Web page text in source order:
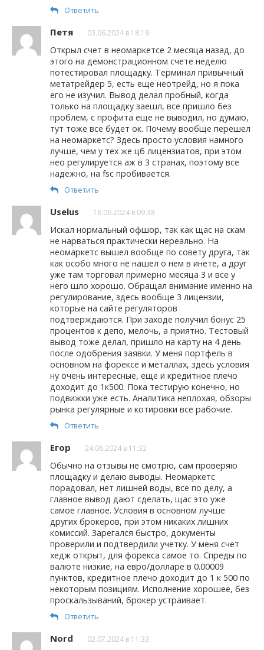
Ответить
Петя 03.06.2024 в 18:19
Открыл счет в неомаркетсе 2 месяца назад, до
этого на демонстрационном счете неделю
потестировал площадку. Терминал привычный
метатрейдер 5, есть еще неотрейд, но я пока
его не изучил. Вывод делал пробный, когда
только на площадку заешл, все пришло без
проблем, с профита еще не выводил, но думаю,
тут тоже все будет ок. Почему вообще перешел
на неомаркетс? Здесь просто условия намного
лучше, чем у тех же цб лицензиатов, при этом
нео регулируется аж в 3 странах, поэтому все
надежно, на fsc пробивается.
Ответить
Uselus 18.06.2024 в 09:38
Искал нормальный офшор, так как щас на скам
не нарваться практически нереально. На
неомаркетс вышел вообще по совету друга, так
как особо много не нашел о нем в инете, а друг
уже там торговал примерно месяца 3 и все у
него шло хорошо. Обращал внимание именно на
регулирование, здесь вообще 3 лицензии,
которые на сайте регуляторов
подтверждаются. При заходе получил бонус 25
процентов к депо, мелочь, а приятно. Тестовый
вывод тоже делал, пришло на карту на 4 день
после одобрения заявки. У меня портфель в
основном на форексе и металлах, здесь условия
ну очень интересные, еще и кредитное плечо
доходит до 1к500. Пока тестирую конечно, но
подвижки уже есть. Аналитика неплохая, обзоры
рынка регулярные и котировки все рабочие.
Ответить
Егор 24.06.2024 в 11:32
Обычно на отзывы не смотрю, сам проверяю
площадку и делаю выводы. Неомаркетс
порадовал, нет лишней воды, все по делу, а
главное вывод дают сделать, щас это уже
самое главное. Условия в основном лучше
других брокеров, при этом никаких лишних
комиссий. Зарегался быстро, документы
проверили и подтвердили учетку. У меня счет
хедж открыт, для форекса самое то. Спреды по
валюте низкие, на евро/долларе в 0.00009
пунктов, кредитное плечо доходит до 1 к 500 по
некоторым позициям. Исполнение хорошее, без
проскальзываний, брокер устраивает.
Ответить
Nord 02.07.2024 в 11:33